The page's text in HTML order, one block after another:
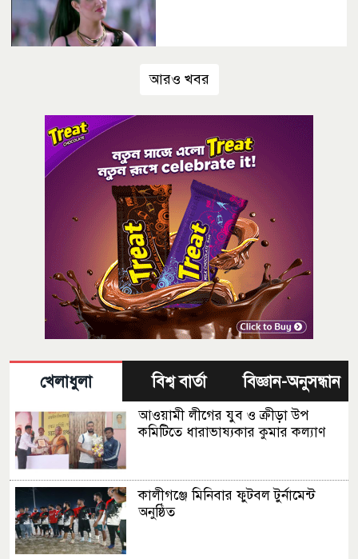
আরও খবর
খেলাধুলা বিশ্ব বার্তা বিজ্ঞান-অনুসন্ধান
আওয়ামী লীগের যুব ও ক্রীড়া উপ
কমিটিতে ধারাভাষ্যকার কুমার কল্যাণ
কালীগঞ্জে মিনিবার ফুটবল টুর্নামেন্ট
অনুষ্ঠিত